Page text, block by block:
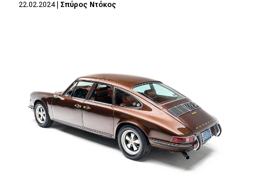
22.02.2024| Σπύρος Ντόκος